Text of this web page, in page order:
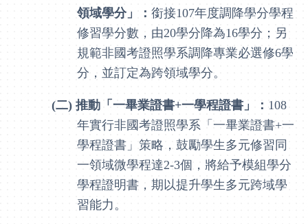
領域學分」：銜接107年度調降學分學程
修習學分數，由20學分降為16學分；另
規範非國考證照學系調降專業必選修6學
分，並訂定為跨領域學分。
(二) 推動「一畢業證書+一學程證書」： 108
年實行非國考證照學系「一畢業證書+一
學程證書」策略，鼓勵學生多元修習同
一領域微學程達2-3個，將給予模組學分
學程證明書，期以提升學生多元跨域學
習能力。